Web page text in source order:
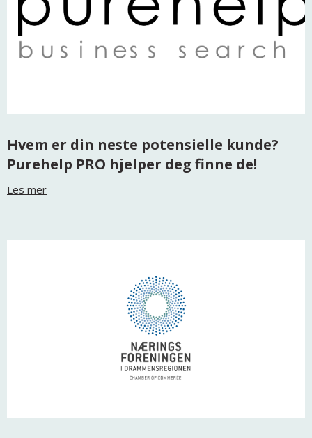
Hvem er din neste potensielle kunde?
Purehelp PRO hjelper deg finne de!
Les mer